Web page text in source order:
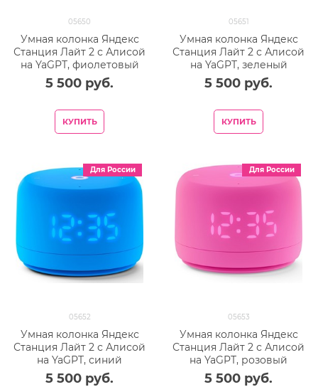
05650
Умная колонка Яндекс
Станция Лайт 2 с Алисой
на YaGPT, фиолетовый
5 500 руб.
КУПИТЬ
05651
Умная колонка Яндекс
Станция Лайт 2 с Алисой
на YaGPT, зеленый
5 500 руб.
КУПИТЬ
Для России
05652
Умная колонка Яндекс
Станция Лайт 2 с Алисой
на YaGPT, синий
5 500 руб.
Для России
05653
Умная колонка Яндекс
Станция Лайт 2 с Алисой
на YaGPT, розовый
5 500 руб.